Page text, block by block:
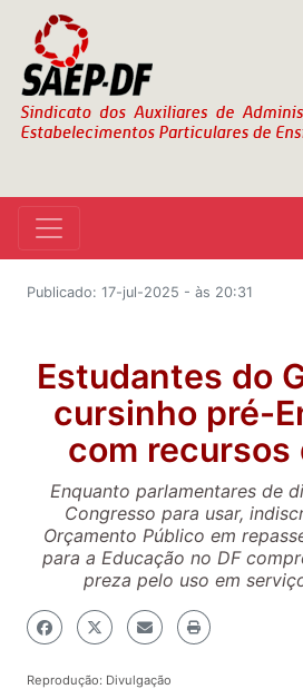
Publicado: 17-jul-2025 - às 20:31
Estudantes do
cursinho pré-
com recursos
Enquanto parlamentares de
Congresso para usar,
Orçamento Público em
para a Educação no DF
preza pelo uso em
Reprodução: Divulgação